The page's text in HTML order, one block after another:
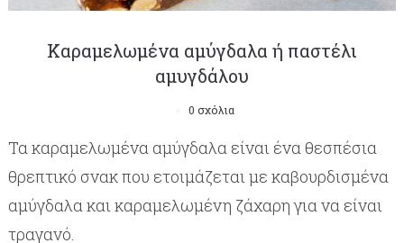
Καραμελωμένα αμύγδαλα ή παστέλι
αμυγδάλου
0 σχόλια
Τα καραμελωμένα αμύγδαλα είναι ένα θεσπέσια
θρεπτικό σνακ που ετοιμάζεται με καβουρδισμένα
αμύγδαλα και καραμελωμένη ζάχαρη για να είναι
τραγανό.